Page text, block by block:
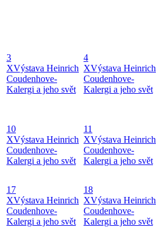
3
XVýstava Heinrich
Coudenhove-
Kalergi a jeho svět
4
XVýstava Heinrich
Coudenhove-
Kalergi a jeho svět
10
XVýstava Heinrich
Coudenhove-
Kalergi a jeho svět
11
XVýstava Heinrich
Coudenhove-
Kalergi a jeho svět
17
XVýstava Heinrich
Coudenhove-
Kalergi a jeho svět
18
XVýstava Heinrich
Coudenhove-
Kalergi a jeho svět